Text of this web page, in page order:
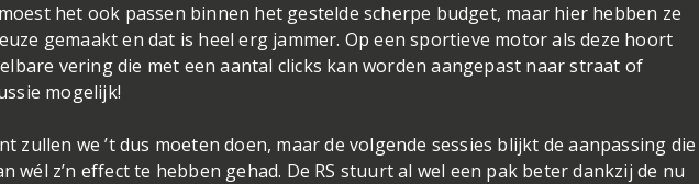
het ook passen binnen het gestelde scherpe budget, maar hier hebben ze
gemaakt en dat is heel erg jammer. Op een sportieve motor als deze hoort
vering die met een aantal clicks kan worden aangepast naar straat of
mogelijk!
zullen we ’t dus moeten doen, maar de volgende sessies blijkt de aanpassing die
wél z’n effect te hebben gehad. De RS stuurt al wel een pak beter dankzij de nu